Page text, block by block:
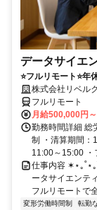
データサイエ
⭐フルリモート⭐
株式会社リベル
フルリモート
月給500,000円
勤務時間詳細 総
制 ・清算期間：
11:00～15:00 ・
仕事内容 ✶⋆｡˚⋆
ータサイエンテ
フルリモートで
変形労働時間制 転勤